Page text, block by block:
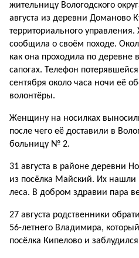
жительницу Вологодского
августа из деревни Доманово
территориального
сообщила о своём походе.
как она проходила по
сапогах. Телефон
сентября около часа ночи её
волонтёры.
Женщину на носилках
после чего её доставили в
больницу № 2.
31 августа в районе деревни
из посёлка Майский. Их нашли
леса. В добром здравии пара
27 августа родственники
56-летнего Владимира,
посёлка Кипелово и